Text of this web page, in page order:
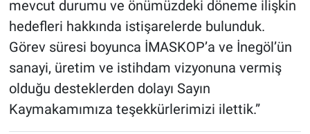
mevcut durumu ve önümüzdeki döneme ilişkin
hedefleri hakkında istişarelerde bulunduk.
Görev süresi boyunca İMASKOP’a ve İnegöl’ün
sanayi, üretim ve istihdam vizyonuna vermiş
olduğu desteklerden dolayı Sayın
Kaymakamımıza teşekkürlerimizi ilettik.”